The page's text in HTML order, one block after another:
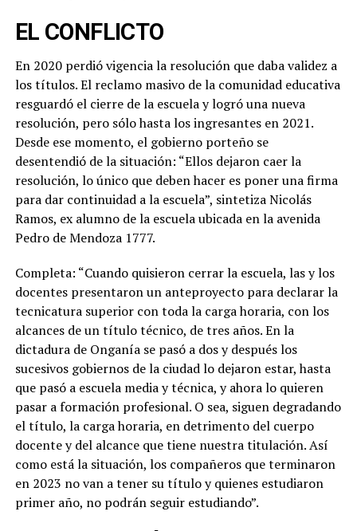
EL CONFLICTO
En 2020 perdió vigencia la resolución que daba validez a
los títulos. El reclamo masivo de la comunidad educativa
resguardó el cierre de la escuela y logró una nueva
resolución, pero sólo hasta los ingresantes en 2021.
Desde ese momento, el gobierno porteño se
desentendió de la situación: “Ellos dejaron caer la
resolución, lo único que deben hacer es poner una firma
para dar continuidad a la escuela”, sintetiza Nicolás
Ramos, ex alumno de la escuela ubicada en la avenida
Pedro de Mendoza 1777.
Completa: “Cuando quisieron cerrar la escuela, las y los
docentes presentaron un anteproyecto para declarar la
tecnicatura superior con toda la carga horaria, con los
alcances de un título técnico, de tres años. En la
dictadura de Onganía se pasó a dos y después los
sucesivos gobiernos de la ciudad lo dejaron estar, hasta
que pasó a escuela media y técnica, y ahora lo quieren
pasar a formación profesional. O sea, siguen degradando
el título, la carga horaria, en detrimento del cuerpo
docente y del alcance que tiene nuestra titulación. Así
como está la situación, los compañeros que terminaron
en 2023 no van a tener su título y quienes estudiaron
primer año, no podrán seguir estudiando”.